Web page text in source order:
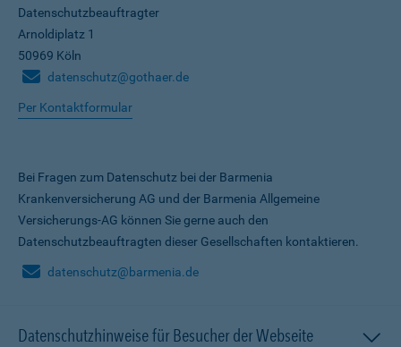
Datenschutzbeauftragter
Arnoldiplatz 1
50969 Köln
datenschutz@gothaer.de
Per Kontaktformular
Bei Fragen zum Datenschutz bei der Barmenia
Krankenversicherung AG und der Barmenia Allgemeine
Versicherungs-AG können Sie gerne auch den
Datenschutzbeauftragten dieser Gesellschaften kontaktieren.
datenschutz@barmenia.de
Datenschutzhinweise für Besucher der Webseite